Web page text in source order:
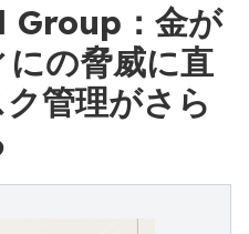
Group：金が
の脅威に直
管理がさら